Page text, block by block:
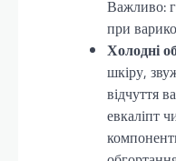
Важливо:
при
Холодні
шкіру,
відчуття
евкаліпт